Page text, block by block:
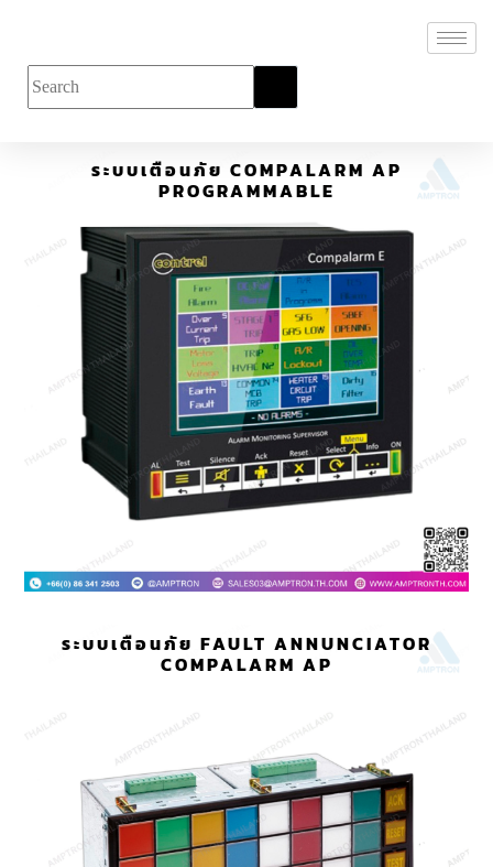
ระบบเตือนภัย COMPALARM AP
PROGRAMMABLE
ระบบเตือนภัย FAULT ANNUNCIATOR
COMPALARM AP